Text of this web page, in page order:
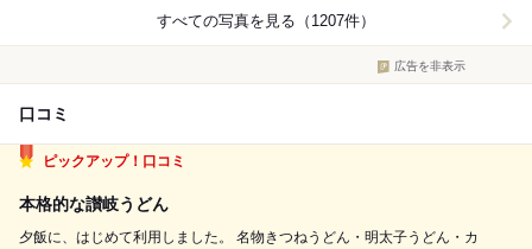
すべての写真を見る（1207件）
広告を非表示
口コミ
ピックアップ！口コミ
本格的な讃岐うどん
夕飯に、はじめて利用しました。 名物きつねうどん・明太子うどん・カ